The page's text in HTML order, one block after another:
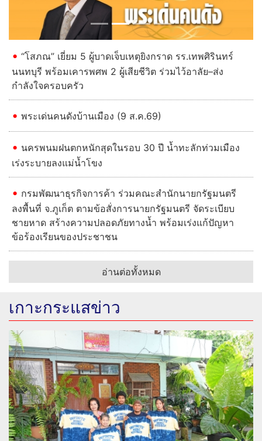
“โสภณ” เยี่ยม 5 ผู้บาดเจ็บเหตุยิงกราด รร.เทพศิรินทร์
นนทบุรี พร้อมเคารพศพ 2 ผู้เสียชีวิต ร่วมไว้อาลัย–ส่ง
กำลังใจครอบครัว
พระเด่นคนดังบ้านเมือง (9 ส.ค.69)
นครพนมฝนตกหนักสุดในรอบ 30 ปี น้ำทะลักท่วมเมือง
เร่งระบายลงแม่น้ำโขง
กรมพัฒนาธุรกิจการค้า ร่วมคณะสำนักนายกรัฐมนตรี
ลงพื้นที่ จ.ภูเก็ต ตามข้อสั่งการนายกรัฐมนตรี จัดระเบียบ
ชายหาด สร้างความปลอดภัยทางน้ำ พร้อมเร่งแก้ปัญหา
ข้อร้องเรียนของประชาชน
อ่านต่อทั้งหมด
เกาะกระแสข่าว